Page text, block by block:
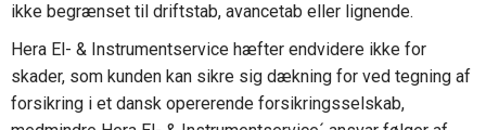
ikke begrænset til driftstab, avancetab eller lignende.
Hera El- & Instrumentservice hæfter endvidere ikke for
skader, som kunden kan sikre sig dækning for ved tegning af
forsikring i et dansk opererende forsikringsselskab,